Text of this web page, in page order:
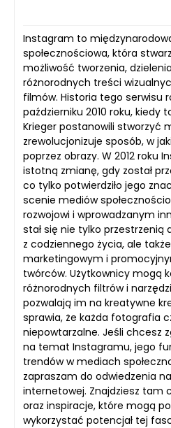
Instagram to
społecznościowa, która
możliwość tworzenia,
różnorodnych treści
filmów. Historia tego serwisu
październiku 2010 roku, kiedy
Krieger postanowili stworzyć
zrewolucjonizuje sposób, w
poprzez obrazy. W 2012 roku
istotną zmianę, gdy został
co tylko potwierdziło jego
scenie mediów
rozwojowi i wprowadzanym
stał się nie tylko przestrzenią
z codziennego życia, ale
marketingowym i
twórców. Użytkownicy mogą
różnorodnych filtrów i
pozwalają im na kreatywne
sprawia, że każda fotografia
niepowtarzalne. Jeśli chcesz
na temat Instagramu, jego
trendów w mediach
zapraszam do odwiedzenia
internetowej. Znajdziesz tam
oraz inspiracje, które mogą
wykorzystać potencjał tej